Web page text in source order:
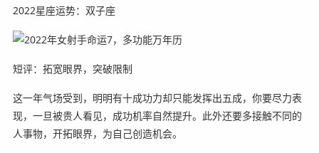
2022星座运势：双子座
短评：拓宽眼界，突破限制
这一年气场受到，明明有十成功力却只能发挥出五成，你要尽力表
现，一旦被贵人看见，成功机率自然提升。此外还要多接触不同的
人事物，开拓眼界，为自己创造机会。